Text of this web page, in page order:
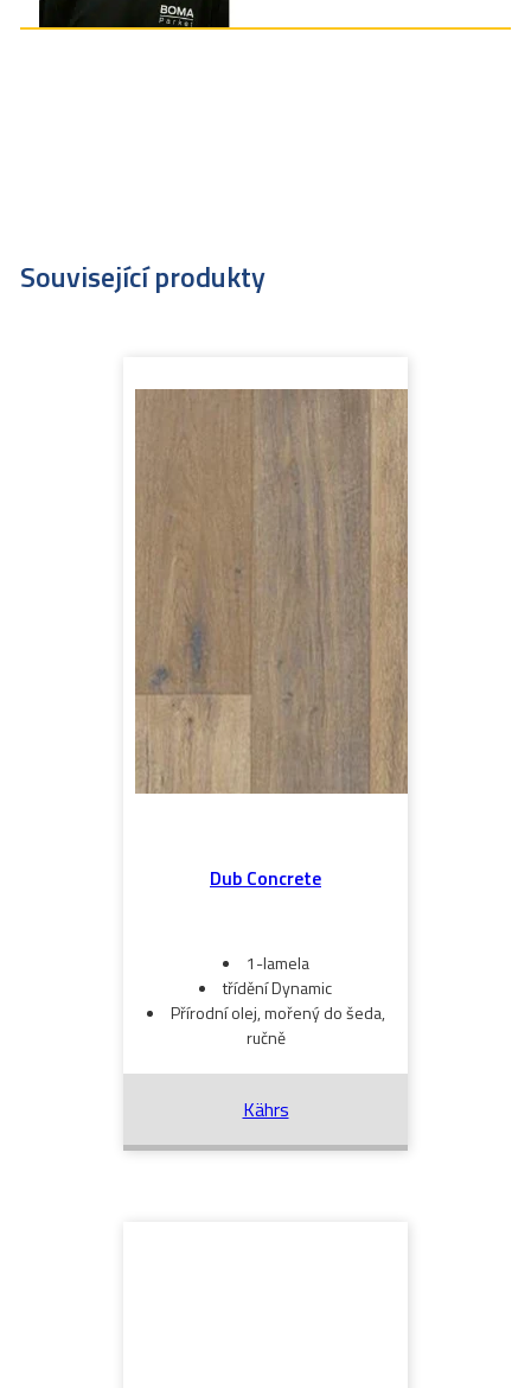
Související produkty
Dub Concrete
1-lamela
třídění Dynamic
Přírodní olej, mořený do šeda,
ručně
Kährs